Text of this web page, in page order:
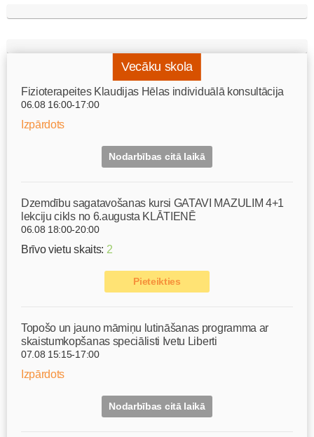
Vecāku skola
Fizioterapeites Klaudijas Hēlas individuālā konsultācija
06.08 16:00-17:00
Izpārdots
Nodarbības citā laikā
Dzemdību sagatavošanas kursi GATAVI MAZULIM 4+1
lekciju cikls no 6.augusta KLĀTIENĒ
06.08 18:00-20:00
Brīvo vietu skaits: 2
Pieteikties
Topošo un jauno māmiņu lutināšanas programma ar
skaistumkopšanas speciālisti Ivetu Liberti
07.08 15:15-17:00
Izpārdots
Nodarbības citā laikā